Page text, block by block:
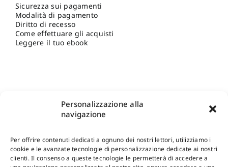
Personalizzazione alla
navigazione
Per offrire contenuti dedicati a ognuno dei nostri lettori, utilizziamo i
cookie e le avanzate tecnologie di personalizzazione dedicate ai nostri
clienti. Il consenso a queste tecnologie le permetterà di accedere a
Sicurezza sui pagamenti
Modalità di pagamento
Diritto di recesso
Come effettuare gli acquisti
Leggere il tuo ebook